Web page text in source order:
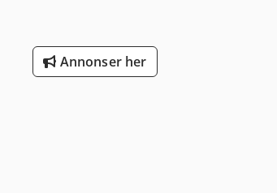
Annonser her